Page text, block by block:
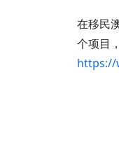
在移民
个项目
https://